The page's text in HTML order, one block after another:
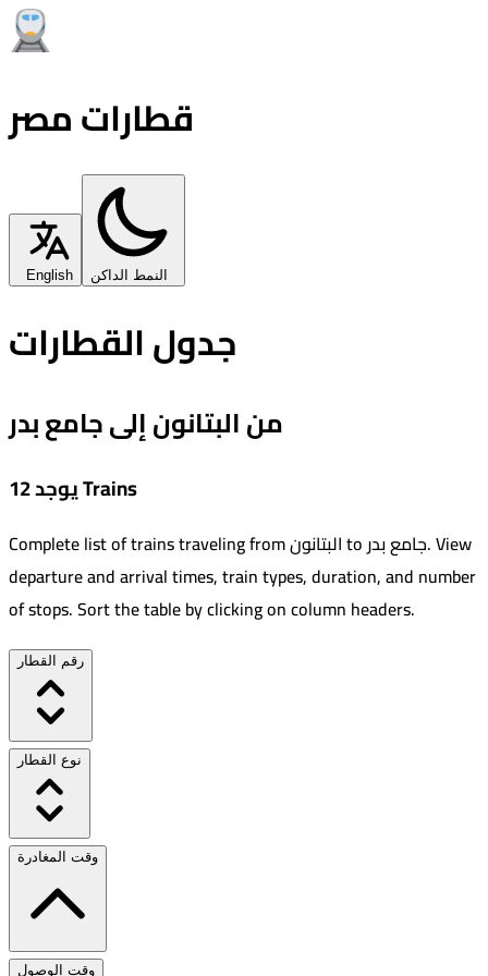
قطارات مصر
English النمط الداكن
جدول القطارات
من البتانون إلى جامع بدر
يوجد 12 Trains
Complete list of trains traveling fromالبتانونtoجامع بدر.View
departure and arrival times, train types, duration, and number
of stops. Sort the table by clicking on column headers.
رقم القطار
نوع القطار
وقت المغادرة
وقت الوصول